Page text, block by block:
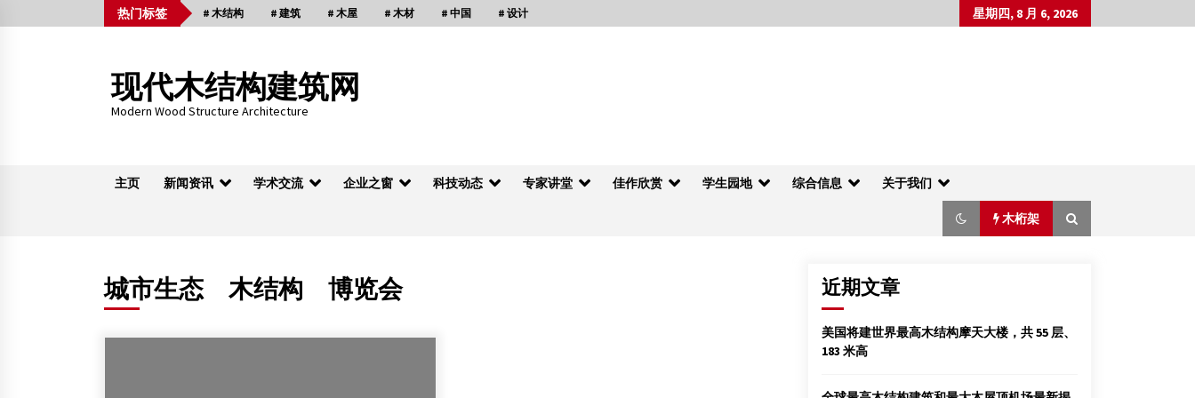
to
热门标签 # 木结构 # 建筑 # 木屋 # 木材 # 中国 # 设计 星期四, 8 月 6, 2026
现代木结构建筑网
Modern Wood Structure Architecture
主页 新闻资讯 学术交流 企业之窗 科技动态 专家讲堂 佳作欣赏 学生园地 综合信息 关于我们
木桁架
2014年3月16日
(ICMSN2012)
2012年2月16日
地震局专家：尼泊尔古建筑“木结构”抗震最
城市生态 木结构 博览会 近期文章
美国将建世界最高木结构摩天大楼，共 55 层、
183 米高